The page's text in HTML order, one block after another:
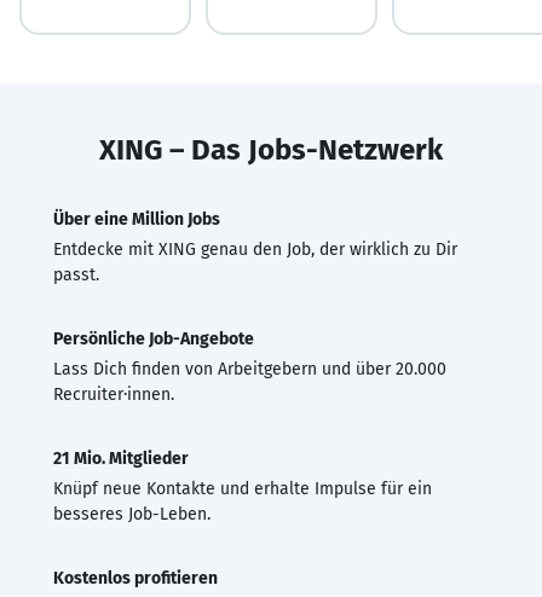
XING – Das Jobs-Netzwerk
Über eine Million Jobs
Entdecke mit XING genau den Job, der wirklich zu Dir
passt.
Persönliche Job-Angebote
Lass Dich finden von Arbeitgebern und über 20.000
Recruiter·innen.
21 Mio. Mitglieder
Knüpf neue Kontakte und erhalte Impulse für ein
besseres Job-Leben.
Kostenlos profitieren